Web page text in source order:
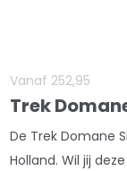
Vanaf 252,95
Trek
De Trek Domane
Holland. Wil jij